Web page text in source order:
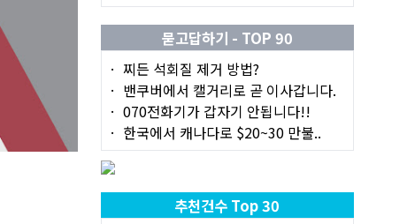
묻고답하기 - TOP 90
찌든 석회질 제거 방법?
밴쿠버에서 캘거리로 곧 이사갑니다.
070전화기가 갑자기 안됩니다!!
한국에서 캐나다로 $20~30 만불..
추천건수 Top 30